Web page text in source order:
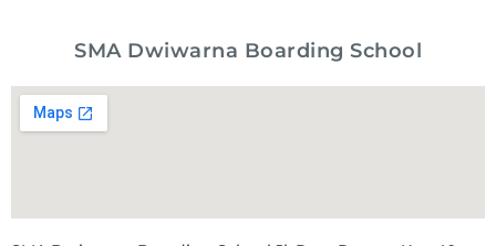
SMA Dwiwarna Boarding School